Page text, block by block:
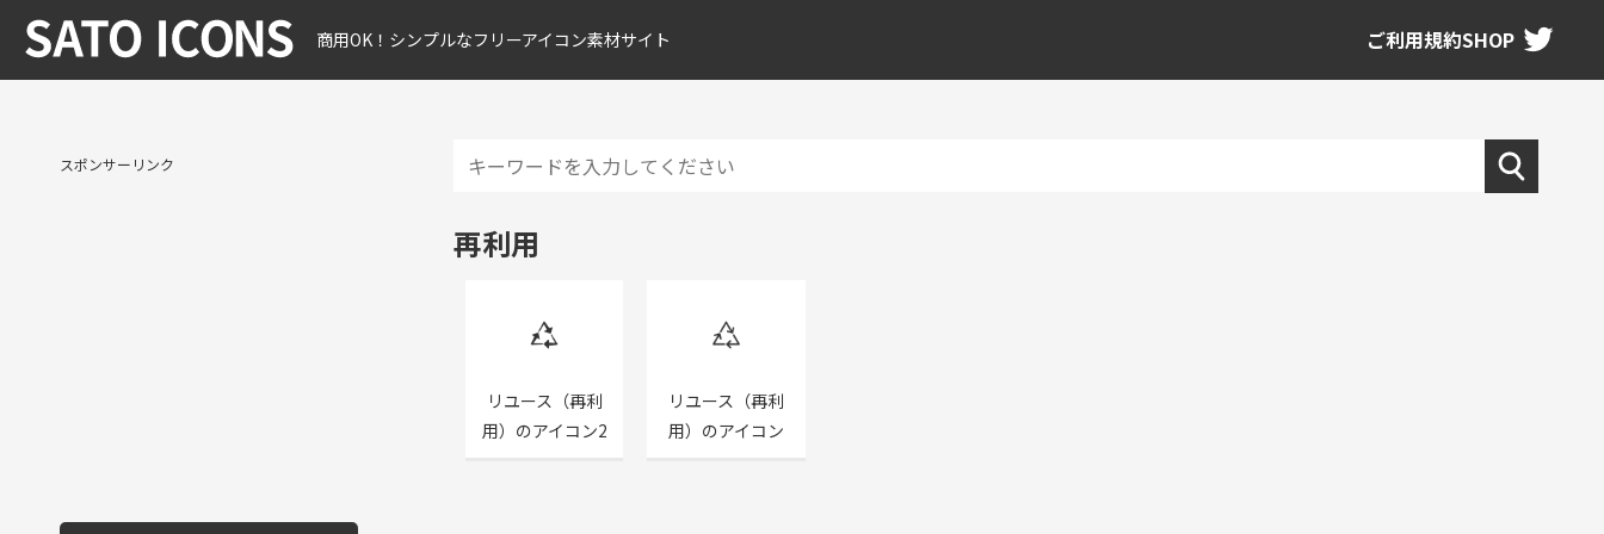
商用OK！シンプルなフリーアイコン素材サイト ご利用規約SHOP
スポンサーリンク
再利用
リユース（再利
用）のアイコン2
リユース（再利
用）のアイコン